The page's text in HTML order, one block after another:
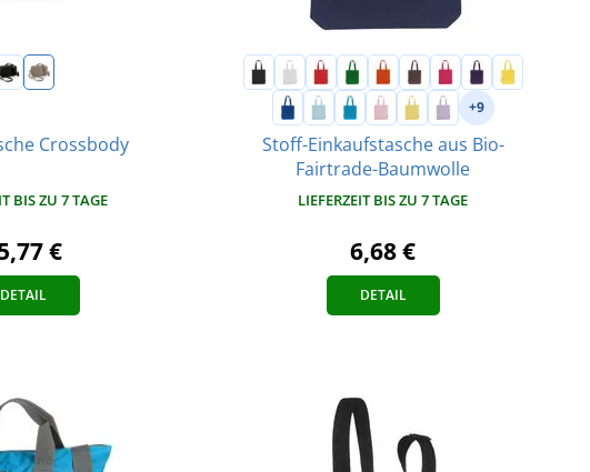
Crossbody
BIS ZU 7 TAGE
€
DETAIL
+9
Stoff-Einkaufstasche aus Bio-
Fairtrade-Baumwolle
LIEFERZEIT BIS ZU 7 TAGE
6,68 €
DETAIL